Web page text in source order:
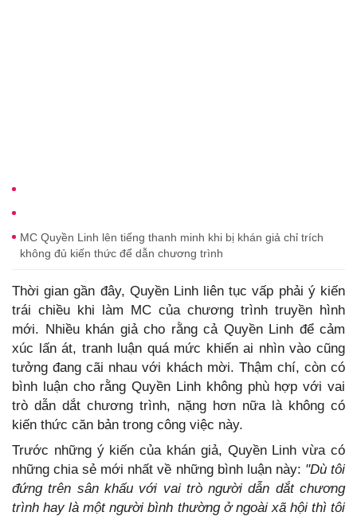
MC Quyền Linh lên tiếng thanh minh khi bị khán giả chỉ trích
không đủ kiến thức để dẫn chương trình
Thời gian gần đây, Quyền Linh liên tục vấp phải ý kiến
trái chiều khi làm MC của chương trình truyền hình
mới. Nhiều khán giả cho rằng cả Quyền Linh để cảm
xúc lấn át, tranh luận quá mức khiến ai nhìn vào cũng
tưởng đang cãi nhau với khách mời. Thậm chí, còn có
bình luận cho rằng Quyền Linh không phù hợp với vai
trò dẫn dắt chương trình, nặng hơn nữa là không có
kiến thức căn bản trong công việc này.
Trước những ý kiến của khán giả, Quyền Linh vừa có
những chia sẻ mới nhất về những bình luận này: "Dù tôi
đứng trên sân khấu với vai trò người dẫn dắt chương
trình hay là một người bình thường ở ngoài xã hội thì tôi